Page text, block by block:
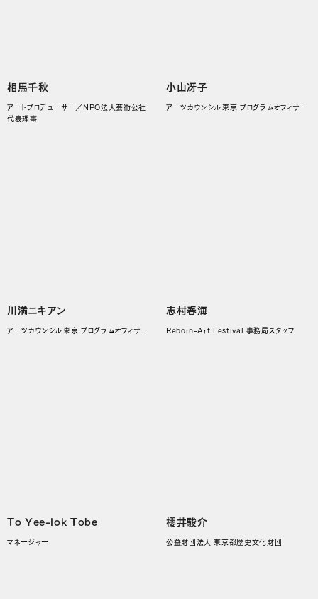
相馬千秋
アートプロデューサー／NPO法人芸術公社
代表理事
小山冴子
アーツカウンシル東京 プログラムオフィサー
川満ニキアン
アーツカウンシル東京 プログラムオフィサー
志村春海
Reborn-Art Festival 事務局スタッフ
To Yee-lok Tobe
マネージャー
櫻井駿介
公益財団法人 東京都歴史文化財団